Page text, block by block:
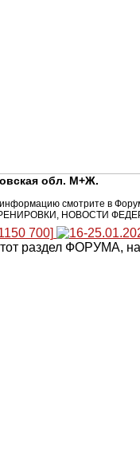
700]
раздел ФОРУМА,
обл. М+Ж.
смотрите в
НОВОСТИ